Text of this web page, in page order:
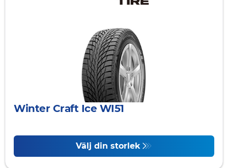
Winter Craft Ice WI51
Välj din storlek